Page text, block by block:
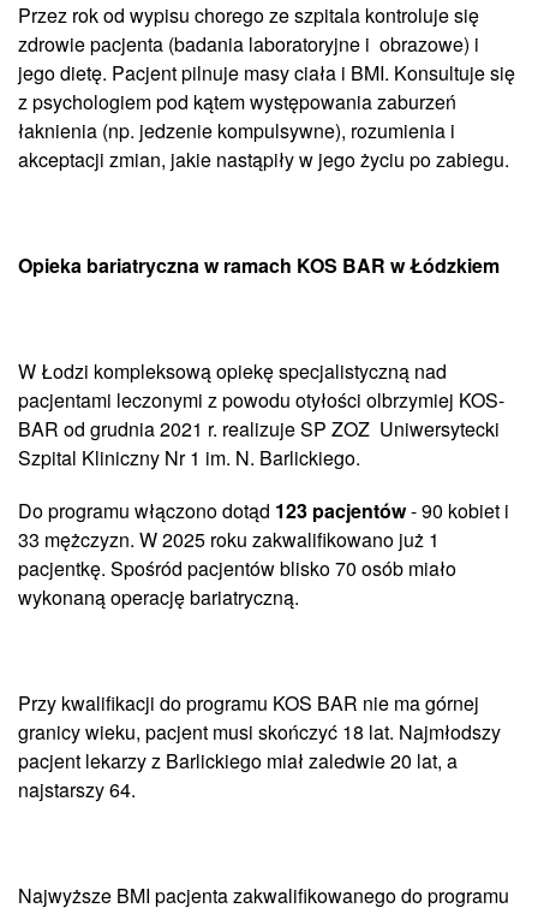
Przez rok od wypisu chorego ze szpitala kontroluje się
zdrowie pacjenta (badania laboratoryjne i obrazowe) i
jego dietę. Pacjent pilnuje masy ciała i BMI. Konsultuje się
z psychologiem pod kątem występowania zaburzeń
łaknienia (np. jedzenie kompulsywne), rozumienia i
akceptacji zmian, jakie nastąpiły w jego życiu po zabiegu.
Opieka bariatryczna w ramach KOS BAR w Łódzkiem
W Łodzi kompleksową opiekę specjalistyczną nad
pacjentami leczonymi z powodu otyłości olbrzymiej KOS-
BAR od grudnia 2021 r. realizuje SP ZOZ Uniwersytecki
Szpital Kliniczny Nr 1 im. N. Barlickiego.
Do programu włączono dotąd 123 pacjentów- 90 kobiet i
33 mężczyzn. W 2025 roku zakwalifikowano już 1
pacjentkę. Spośród pacjentów blisko 70 osób miało
wykonaną operację bariatryczną.
Przy kwalifikacji do programu KOS BAR nie ma górnej
granicy wieku, pacjent musi skończyć 18 lat. Najmłodszy
pacjent lekarzy z Barlickiego miał zaledwie 20 lat, a
najstarszy 64.
Najwyższe BMI pacjenta zakwalifikowanego do programu